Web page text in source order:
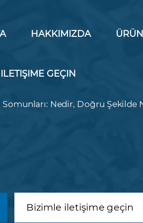
HAKKIMIZDA
GEÇIN
Nedir, Doğru Şekilde
Bizimle iletişime geçin